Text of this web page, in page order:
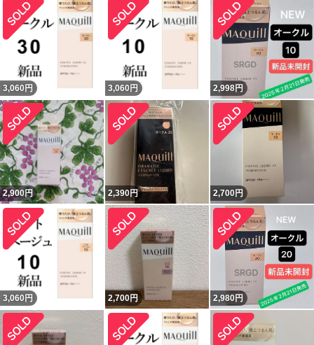
3,060 円 3,060 円 2,998円
2,900円 2,390円 2,700円
3,060 円 2,700円 2,980円